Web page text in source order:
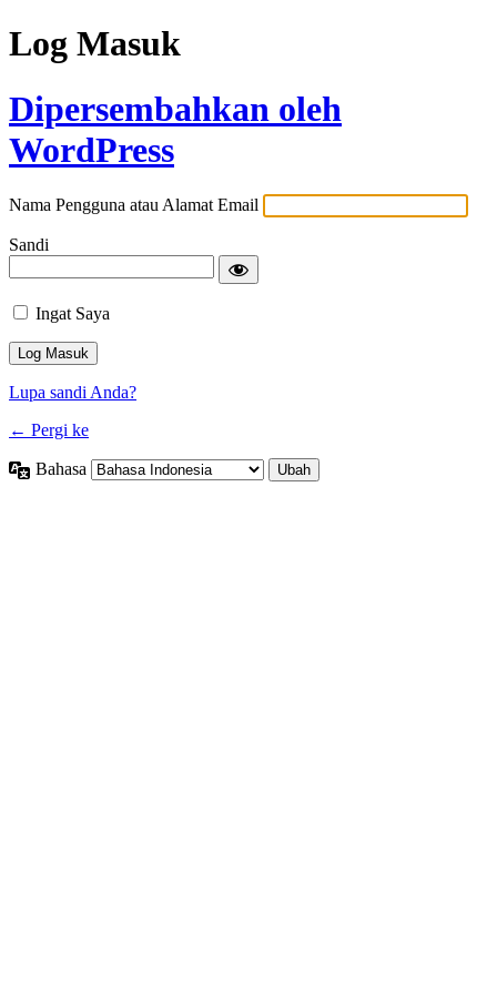
Log Masuk
Dipersembahkan oleh
WordPress
Nama Pengguna atau Alamat Email
Sandi
Ingat Saya
Lupa sandi Anda?
← Pergi ke
Bahasa